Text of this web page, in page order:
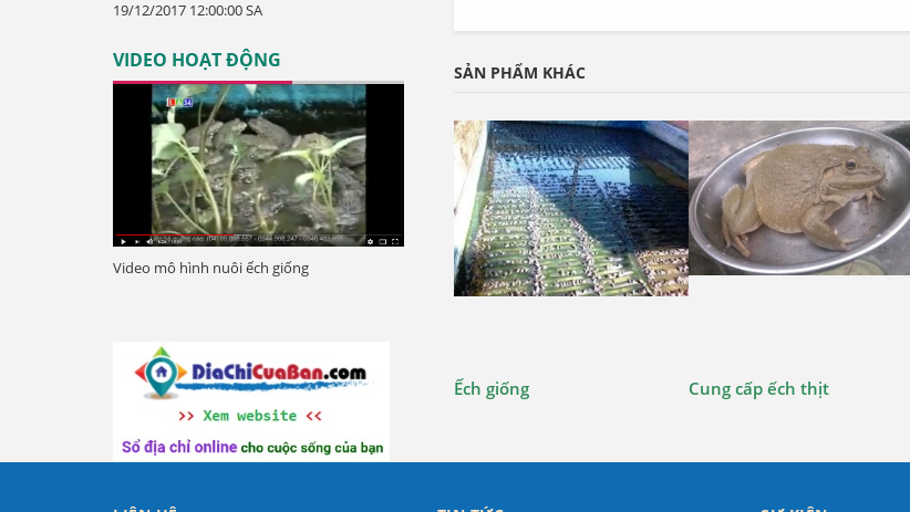
19/12/2017 12:00:00 SA
VIDEO HOẠT ĐỘNG
Video mô hình nuôi ếch giống
SẢN PHẨM KHÁC
Ếch giống
Xem chi tiết Cung cấp ếch thịt
Xem chi tiết